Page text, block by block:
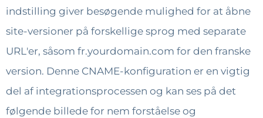
indstilling giver besøgende mulighed for at åbne
site-versioner på forskellige sprog med separate
URL'er, såsom fr.yourdomain.com for den franske
version. Denne CNAME-konfiguration er en vigtig
del af integrationsprocessen og kan ses på det
følgende billede for nem forståelse og